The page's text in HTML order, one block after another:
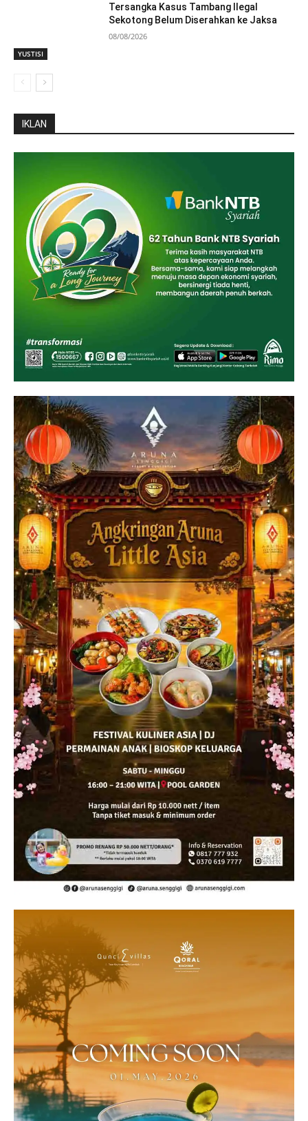
YUSTISI
Tersangka Kasus Tambang Ilegal
Sekotong Belum Diserahkan ke Jaksa
08/08/2026
IKLAN